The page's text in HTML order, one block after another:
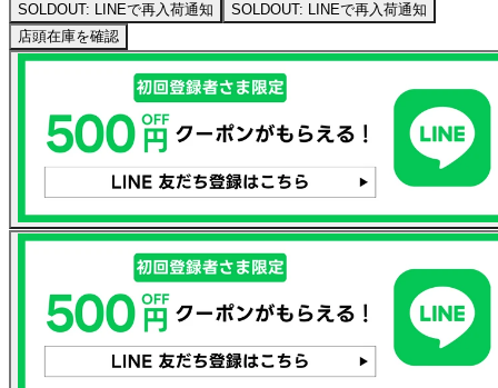
SOLDOUT: LINEで再入荷通知
SOLDOUT: LINEで再入荷通知
店頭在庫を確認